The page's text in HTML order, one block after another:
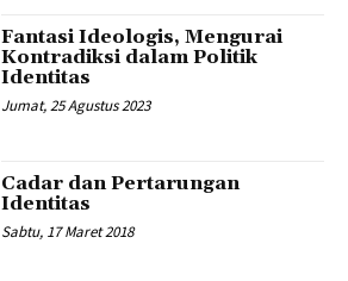
Fantasi Ideologis, Mengurai
Kontradiksi dalam Politik
Identitas
Jumat, 25 Agustus 2023
Cadar dan Pertarungan
Identitas
Sabtu, 17 Maret 2018